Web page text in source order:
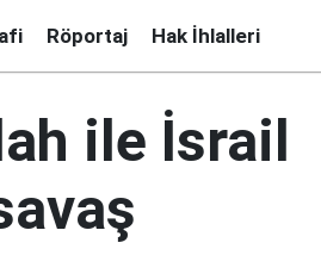
Röportaj Hak İhlalleri
ile İsrail